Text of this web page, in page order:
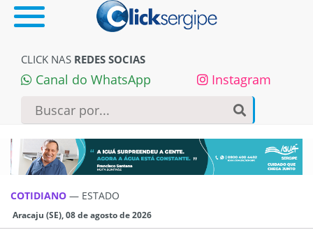
CLICK NAS REDES SOCIAS
Canal do WhatsApp Instagram
COTIDIANO — ESTADO
Aracaju (SE), 08 de agosto de 2026